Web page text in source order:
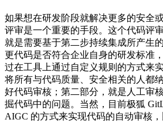
如果想在研发阶段就解决更多的安全
评审是一个重要的手段。这个代码评
就是需要基于第二步持续集成所产生
更代码是否符合企业自身的研发标准
过在工具上通过自定义规则的方式来
将所有与代码质量、安全相关的人都
好代码审核；第二部分，就是人工审
掘代码中的问题。当然，目前极狐
AIGC 的方式来实现代码的自动审核，